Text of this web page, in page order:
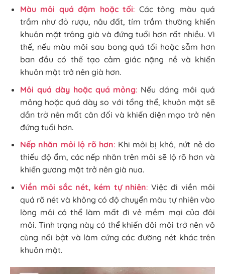
Màu môi quá đậm hoặc tối: Các tông màu quá
trầm như đỏ rượu, nâu đất, tím trầm thường khiến
khuôn mặt trông già và đứng tuổi hơn rất nhiều. Vì
thế, nếu màu môi sau bong quá tối hoặc sẫm hơn
ban đầu có thể tạo cảm giác nặng nề và khiến
khuôn mặt trở nên già hơn.
Môi quá dày hoặc quá mỏng: Nếu dáng môi quá
mỏng hoặc quá dày so với tổng thể, khuôn mặt sẽ
dần trở nên mất cân đối và khiến diện mạo trở nên
đứng tuổi hơn.
Nếp nhăn môi lộ rõ hơn: Khi môi bị khô, nứt nẻ do
thiếu độ ẩm, các nếp nhăn trên môi sẽ lộ rõ hơn và
khiến gương mặt trở nên già nua.
Viền môi sắc nét, kém tự nhiên: Việc đi viền môi
quá rõ nét và không có độ chuyển màu tự nhiên vào
lòng môi có thể làm mất đi vẻ mềm mại của đôi
môi. Tình trạng này có thể khiến đôi môi trở nên vô
cùng nổi bật và làm cứng các đường nét khác trên
khuôn mặt.